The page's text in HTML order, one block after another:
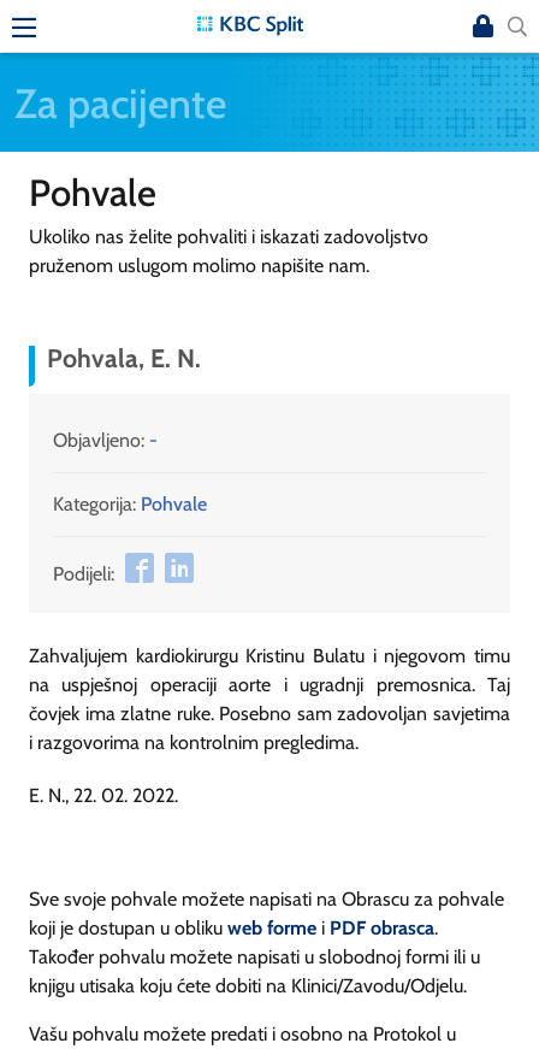
Za pacijente
Pohvale
Ukoliko nas želite pohvaliti i iskazati zadovoljstvo
pruženom uslugom molimo napišite nam.
Pohvala, E. N.
Objavljeno: -
Kategorija: Pohvale
Podijeli:
Zahvaljujem kardiokirurgu Kristinu Bulatu i njegovom timu
na uspješnoj operaciji aorte i ugradnji premosnica. Taj
čovjek ima zlatne ruke. Posebno sam zadovoljan savjetima
i razgovorima na kontrolnim pregledima.
E. N., 22. 02. 2022.
Sve svoje pohvale možete napisati na Obrascu za pohvale
koji je dostupan u obliku web forme i PDF obrasca.
Također pohvalu možete napisati u slobodnoj formi ili u
knjigu utisaka koju ćete dobiti na Klinici/Zavodu/Odjelu.
Vašu pohvalu možete predati i osobno na Protokol u